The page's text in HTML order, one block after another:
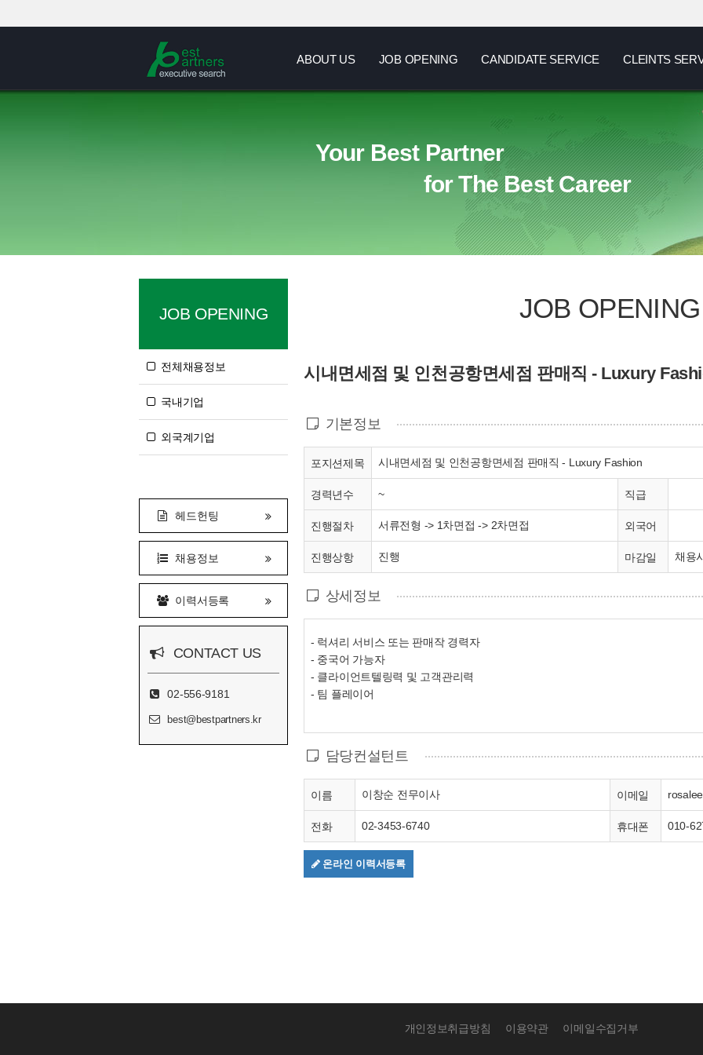
ABOUT US JOB OPENING CANDIDATE SERVICE CLEINTS
Your Best Partner
for The Best Career
JOB OPENING
전체채용정보
국내기업
외국계기업
헤드헌팅
채용정보
이력서등록
CONTACT US
02-556-9181
best@bestpartners.kr
JOB OPENING
시내면세점 및 인천공항면세점 판매직 - Luxury
기본정보
포지션제목 시내면세점 및 인천공항면세점 판매직 - Luxury Fashion
경력년수 ~ 직급
진행절차 서류전형 -> 1차면접 -> 2차면접 외국어
진행상항 진행 마감일 채용
상세정보
- 럭셔리 서비스 또는 판매작 경력자
- 중국어 가능자
- 클라이언트텔링력 및 고객관리력
- 팀 플레이어
담당컨설턴트
이름 이창순 전무이사 이메일
전화 02-3453-6740 휴대폰 010-
온라인 이력서등록
개인정보취급방침 이용약관 이메일수집거부